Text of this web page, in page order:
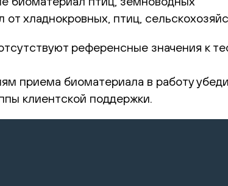
хладнокровных, птиц,
референсные значения к
приема биоматериала в работу
клиентской поддержки.